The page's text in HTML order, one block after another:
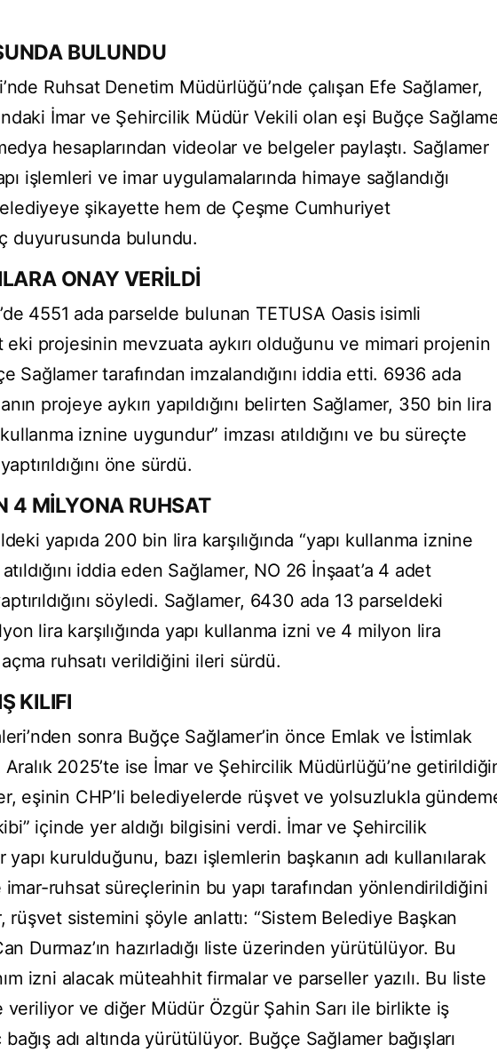
BULUNDU
Ruhsat Denetim Müdürlüğü’nde çalışan Efe Sağlamer,
İmar ve Şehircilik Müdür Vekili olan eşi Buğçe
hesaplarından videolar ve belgeler paylaştı. Sağlamer
işlemleri ve imar uygulamalarında himaye sağlandığı
şikayette hem de Çeşme Cumhuriyet
duyurusunda bulundu.
ONAY VERİLDİ
4551 ada parselde bulunan TETUSA Oasis isimli
eki projesinin mevzuata aykırı olduğunu ve mimari projenin
Sağlamer tarafından imzalandığını iddia etti. 6936 ada
projeye aykırı yapıldığını belirten Sağlamer, 350 bin lira
kullanma iznine uygundur” imzası atıldığını ve bu süreçte
öne sürdü.
4 MİLYONA RUHSAT
yapıda 200 bin lira karşılığında “yapı kullanma iznine
iddia eden Sağlamer, NO 26 İnşaat’a 4 adet
söyledi. Sağlamer, 6430 ada 13 parseldeki
lira karşılığında yapı kullanma izni ve 4 milyon lira
açma ruhsatı verildiğini ileri sürdü.
KILIFI
sonra Buğçe Sağlamer’in önce Emlak ve İstimlak
2025’te ise İmar ve Şehircilik Müdürlüğü’ne
eşinin CHP’li belediyelerde rüşvet ve yolsuzlukla
içinde yer aldığı bilgisini verdi. İmar ve Şehircilik
yapı kurulduğunu, bazı işlemlerin başkanın adı kullanılarak
ruhsat süreçlerinin bu yapı tarafından yönlendirildiğini
rüşvet sistemini şöyle anlattı: “Sistem Belediye Başkan
Durmaz’ın hazırladığı liste üzerinden yürütülüyor. Bu
izni alacak müteahhit firmalar ve parseller yazılı. Bu liste
veriliyor ve diğer Müdür Özgür Şahin Sarı ile birlikte iş
adı altında yürütülüyor. Buğçe Sağlamer bağışları